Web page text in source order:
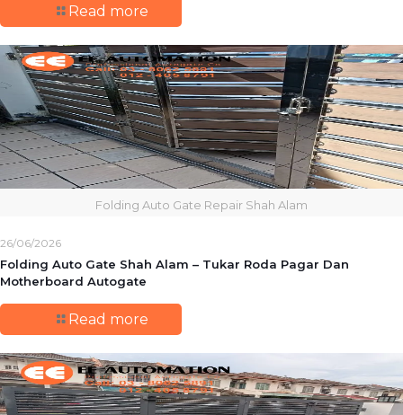
Read more
Folding Auto Gate Repair Shah Alam
26/06/2026
Folding Auto Gate Shah Alam – Tukar Roda Pagar Dan
Motherboard Autogate
Read more